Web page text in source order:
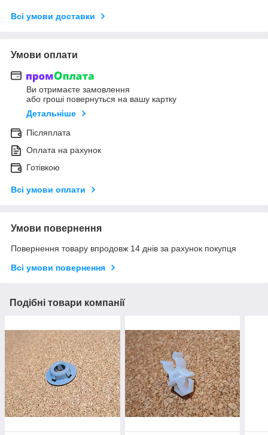
Всі умови доставки
Умови оплати
Ви отримаєте замовлення
або гроші повернуться на вашу картку
Детальніше
Післяплата
Оплата на рахунок
Готівкою
Всі умови оплати
Умови повернення
Повернення товару впродовж 14 днів за рахунок покупця
Всі умови повернення
Подібні товари компанії